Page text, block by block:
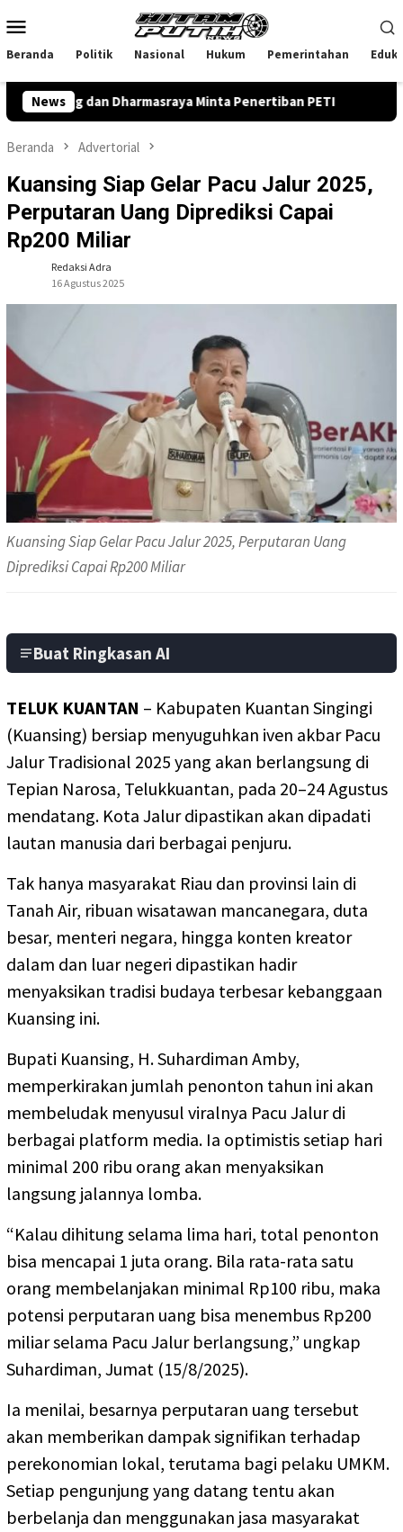
ke
Mobile
Beranda Politik Nasional Hukum Pemerintahan
News
dan Dharmasraya Minta Penertiban PETI Diduga
Beranda Advertorial
Kuansing Siap Gelar Pacu Jalur 2025,
Perputaran Uang Diprediksi Capai
Rp200 Miliar
Redaksi Adra
16 Agustus 2025
Kuansing Siap Gelar Pacu Jalur 2025, Perputaran Uang
Diprediksi Capai Rp200 Miliar
Buat Ringkasan AI
TELUK KUANTAN – Kabupaten Kuantan Singingi
(Kuansing) bersiap menyuguhkan iven akbar Pacu
Jalur Tradisional 2025 yang akan berlangsung di
Tepian Narosa, Telukkuantan, pada 20–24 Agustus
mendatang. Kota Jalur dipastikan akan dipadati
lautan manusia dari berbagai penjuru.
Tak hanya masyarakat Riau dan provinsi lain di
Tanah Air, ribuan wisatawan mancanegara, duta
besar, menteri negara, hingga konten kreator
dalam dan luar negeri dipastikan hadir
menyaksikan tradisi budaya terbesar kebanggaan
Kuansing ini.
Bupati Kuansing, H. Suhardiman Amby,
memperkirakan jumlah penonton tahun ini akan
membeludak menyusul viralnya Pacu Jalur di
berbagai platform media. Ia optimistis setiap hari
minimal 200 ribu orang akan menyaksikan
langsung jalannya lomba.
“Kalau dihitung selama lima hari, total penonton
bisa mencapai 1 juta orang. Bila rata-rata satu
orang membelanjakan minimal Rp100 ribu, maka
potensi perputaran uang bisa menembus Rp200
miliar selama Pacu Jalur berlangsung,” ungkap
Suhardiman, Jumat (15/8/2025).
Ia menilai, besarnya perputaran uang tersebut
akan memberikan dampak signifikan terhadap
perekonomian lokal, terutama bagi pelaku UMKM.
Setiap pengunjung yang datang tentu akan
berbelanja dan menggunakan jasa masyarakat